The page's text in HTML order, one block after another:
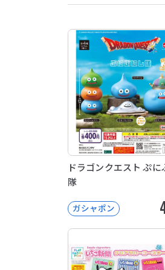
ドラゴンクエスト ぷに
隊
ガシャポン